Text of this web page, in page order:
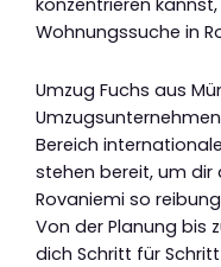
konzentrieren
Wohnungssuche in
Umzug Fuchs aus
Bereich
stehen bereit, um dir
Rovaniemi so
Von der Planung bis
dich Schritt für